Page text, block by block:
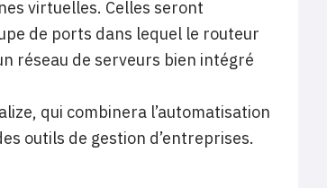
virtuelles. Celles seront
de ports dans lequel le routeur
réseau de serveurs bien intégré
qui combinera l’automatisation
outils de gestion d’entreprises.